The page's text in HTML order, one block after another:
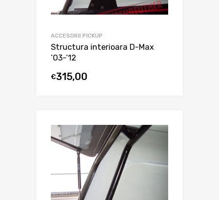
ACCESORII PICKUP
Structura interioara D-Max
’03-’12
€315,00